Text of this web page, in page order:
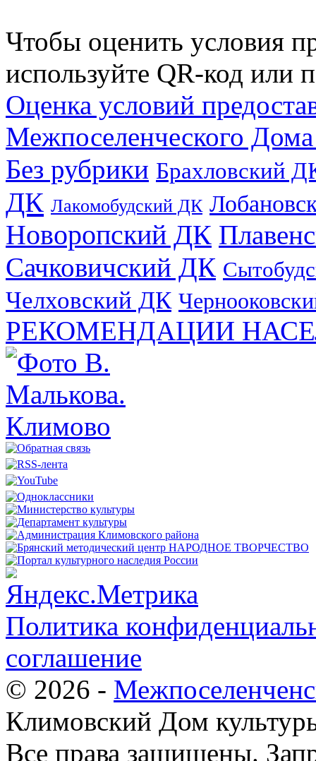
Чтобы оценить условия
используйте QR-код или
Оценка условий
Межпоселенческого
Без рубрики Брахловский
ДК Лакомобудский ДК
Новоропский ДК
Сачковичский ДК
Челховский ДК
РЕКОМЕНДАЦИИ
Политика
соглашение
© 2026 -
Климовский Дом
Все права защищены.